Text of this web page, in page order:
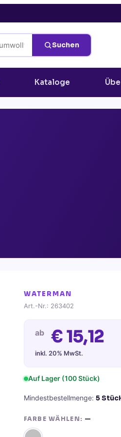
Suchen
Kataloge
WATERMAN
Art.-Nr.: 263402
ab €15,12
inkl. 20% MwSt.
Auf Lager (100 Stück)
Mindestbestellmenge: 5
FARBE WÄHLEN: —